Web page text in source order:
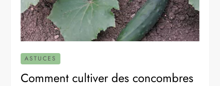
ASTUCES
Comment cultiver des concombres